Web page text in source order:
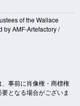
of the Wallace
by AMF-Artefactory /
事前に肖像権・商標権
となる場合がございま